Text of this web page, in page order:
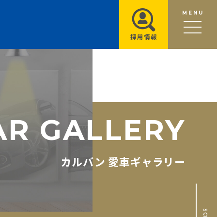
MENU
採用情報
R GALLERY
カルバン 愛車ギャラリー